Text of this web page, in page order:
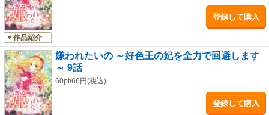
作品紹介
登録して購入
嫌われたいの ～好色王の妃を全力で回避します
～ 9話
60pt/66円(税込)
登録して購入